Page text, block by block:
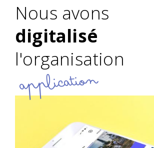
Nous avons
digitalisé
l'organisation
application